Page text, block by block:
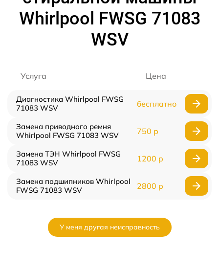
Whirlpool FWSG 71083
WSV
Услуга Цена
Диагностика Whirlpool FWSG
71083 WSV
бесплатно
Замена приводного ремня
Whirlpool FWSG 71083 WSV
750 р
Замена ТЭН Whirlpool FWSG
71083 WSV
1200 р
Замена подшипников Whirlpool
FWSG 71083 WSV
2800 р
У меня другая неисправность